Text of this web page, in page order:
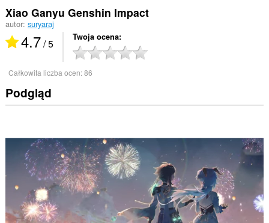
Xiao Ganyu Genshin Impact
autor: suryaraj
4.7/ 5 Twoja ocena
Całkowita liczba ocen:86
Podgląd